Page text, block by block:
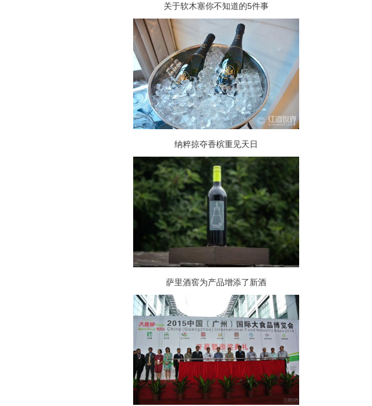
关于软木塞你不知道的5件事
纳粹掠夺香槟重见天日
萨里酒窖为产品增添了新酒